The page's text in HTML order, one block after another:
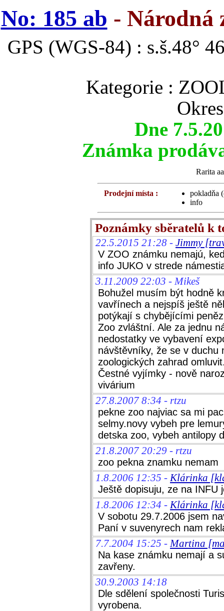
No: 185 ab - Národná
GPS (WGS-84) : s.š.48°
Kategorie :
Dne
Známka
Rarita
Prodejní místa :
pokladňa
info
Poznámky sběratelů k
22.5.2015 21:28 - Jimmy
V ZOO známku nemajú,
info JUKO v strede
3.11.2009 22:03 - Mikeš
Bohužel musím být hodně
vavřínech a nejspíš ještě
potýkají s chybějícími
Zoo zvláštní. Ale za jednu
nedostatky ve vybavení
návštěvníky, že se v duchu
zoologických zahrad
Čestné vyjímky - nově
vivárium
27.8.2007 8:34 - rtzu
pekne zoo najviac sa mi
selmy.novy vybeh pre
detska zoo, vybeh antilopy
21.8.2007 20:29 - rtzu
zoo pekna znamku nemam
1.8.2006 12:35 - Klárinka
Ještě dopisuju, ze na INFU
1.8.2006 12:34 - Klárinka
V sobotu 29.7.2006 jsem
Paní v suvenyrech nam
7.7.2004 15:25 - Martina
Na kase známku nemají a
zavřeny.
30.9.2003 14:18
Dle sdělení společnosti
vyrobena.